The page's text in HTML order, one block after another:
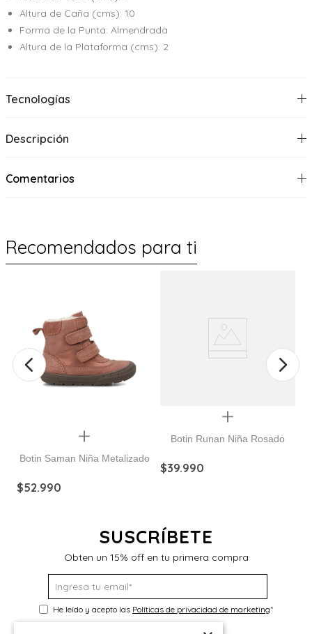
Altura de Caña (cms): 10
Forma de la Punta: Almendrada
Altura de la Plataforma (cms): 2
Tecnologías
Descripción
Comentarios
Recomendados para ti
Quickview
Botin Saman Niña Metalizado
$52.990
Quickview
Botin Runan Niña Rosado
$39.990
SUSCRÍBETE
Obten un 15% off en tu primera compra
He leído y acepto las Políticas de privacidad de marketing*